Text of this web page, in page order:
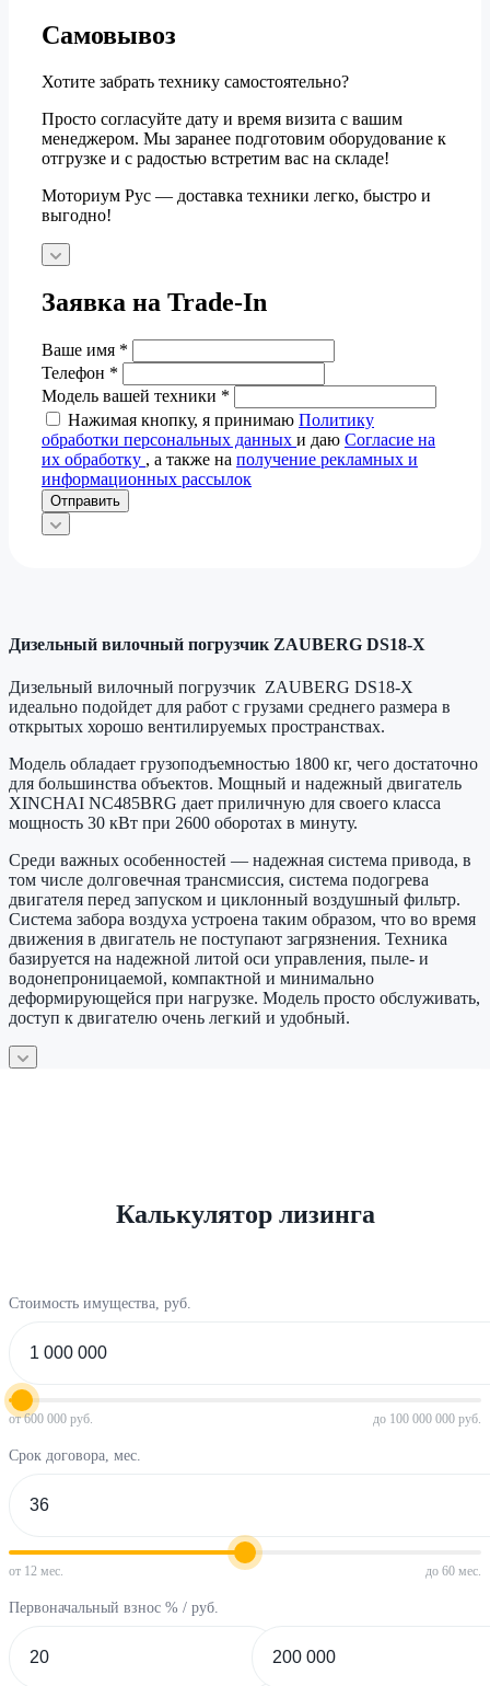
Самовывоз
Хотите забрать технику самостоятельно?
Просто согласуйте дату и время визита с вашим
менеджером. Мы заранее подготовим оборудование к
отгрузке и с радостью встретим вас на складе!
Моториум Рус — доставка техники легко, быстро и
выгодно!
Заявка на Trade-In
Ваше имя *
Телефон *
Модель вашей техники *
Нажимая кнопку, я принимаю Политику
обработки персональных данных и даю Согласие на
их обработку , а также на получение рекламных и
информационных рассылок
Отправить
Дизельный вилочный погрузчик ZAUBERG DS18-Х
Дизельный вилочный погрузчик ZAUBERG DS18-Х
идеально подойдет для работ с грузами среднего размера в
открытых хорошо вентилируемых пространствах.
Модель обладает грузоподъемностью 1800 кг, чего достаточно
для большинства объектов. Мощный и надежный двигатель
XINCHAI NC485BRG дает приличную для своего класса
мощность 30 кВт при 2600 оборотах в минуту.
Среди важных особенностей — надежная система привода, в
том числе долговечная трансмиссия, система подогрева
двигателя перед запуском и циклонный воздушный фильтр.
Система забора воздуха устроена таким образом, что во время
движения в двигатель не поступают загрязнения. Техника
базируется на надежной литой оси управления, пыле- и
водонепроницаемой, компактной и минимально
деформирующейся при нагрузке. Модель просто обслуживать,
доступ к двигателю очень легкий и удобный.
Калькулятор лизинга
Стоимость имущества, руб.
от 600 000 руб. до 100 000 000 руб.
Срок договора, мес.
от 12 мес. до 60 мес.
Первоначальный взнос % / руб.